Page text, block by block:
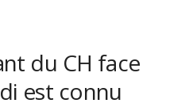
du CH face
est connu